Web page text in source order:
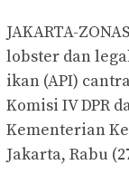
JAKARTA-
lobster dan
ikan (API)
Komisi IV DPR
Kementerian
Jakarta, Rabu